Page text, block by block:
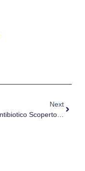
Next
Super Antibiotico Scoperto Dall’intelligenza Artificiale